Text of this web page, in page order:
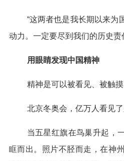
“这两者也是我长期以来为
动力。一定要尽到我们的历史责
用眼睛发现中国精神
精神是可以被看见、被触摸
北京冬奥会，亿万人看见了
当五星红旗在鸟巢升起，
眶而出。照片不胫而走，在神